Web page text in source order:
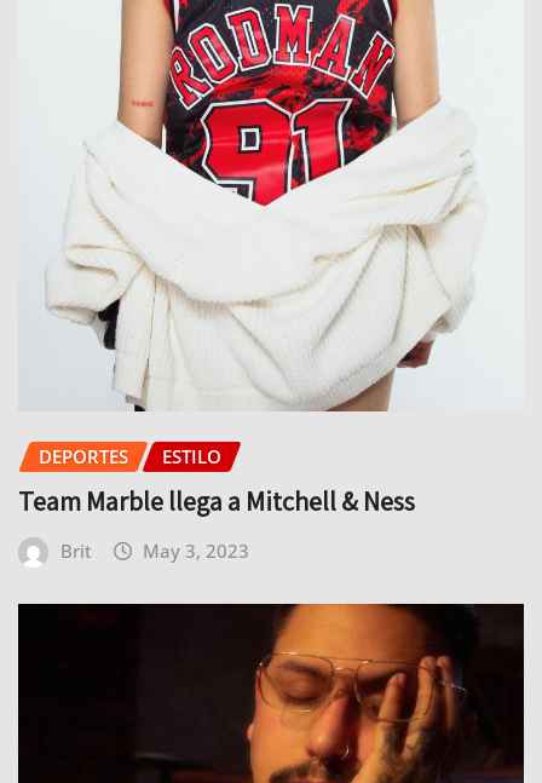
DEPORTES ESTILO
Team Marble llega a Mitchell & Ness
Brit May 3, 2023